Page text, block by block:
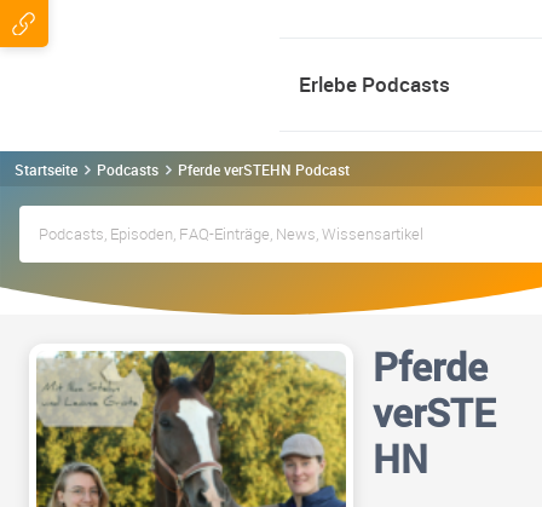
Erlebe Podcasts
Startseite Podcasts Pferde verSTEHN Podcast
Pferde
verSTE
HN